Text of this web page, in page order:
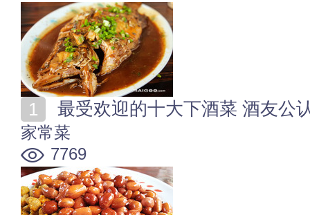
最受欢迎的十大下酒菜 酒友公
家常菜
7769